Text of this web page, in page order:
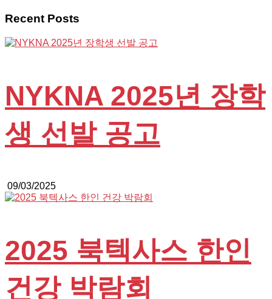
Recent Posts
NYKNA 2025년 장학
생 선발 공고
09/03/2025
2025 북텍사스 한인
건강 박람회